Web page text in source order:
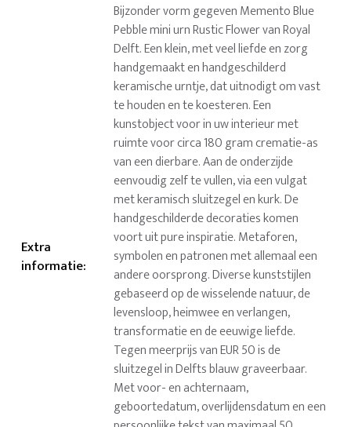
Extra
informatie:
Bijzonder vorm gegeven Memento Blue
Pebble mini urn Rustic Flower van Royal
Delft. Een klein, met veel liefde en zorg
handgemaakt en handgeschilderd
keramische urntje, dat uitnodigt om vast
te houden en te koesteren. Een
kunstobject voor in uw interieur met
ruimte voor circa 180 gram crematie-as
van een dierbare. Aan de onderzijde
eenvoudig zelf te vullen, via een vulgat
met keramisch sluitzegel en kurk. De
handgeschilderde decoraties komen
voort uit pure inspiratie. Metaforen,
symbolen en patronen met allemaal een
andere oorsprong. Diverse kunststijlen
gebaseerd op de wisselende natuur, de
levensloop, heimwee en verlangen,
transformatie en de eeuwige liefde.
Tegen meerprijs van EUR 50 is de
sluitzegel in Delfts blauw graveerbaar.
Met voor- en achternaam,
geboortedatum, overlijdensdatum en een